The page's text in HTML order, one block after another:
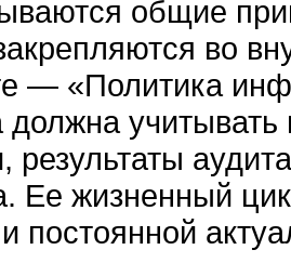
общие
во
— «Политика
должна
результаты
Ее жизненный
постоянной